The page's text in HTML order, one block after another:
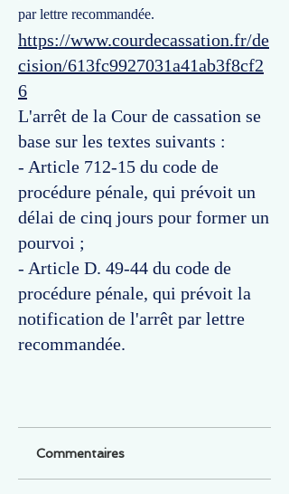
par lettre recommandée.
https://www.courdecassation.fr/de
cision/613fc9927031a41ab3f8cf2
6
L'arrêt de la Cour de cassation se
base sur les textes suivants :
- Article 712-15 du code de
procédure pénale, qui prévoit un
délai de cinq jours pour former un
pourvoi ;
- Article D. 49-44 du code de
procédure pénale, qui prévoit la
notification de l'arrêt par lettre
recommandée.
Commentaires